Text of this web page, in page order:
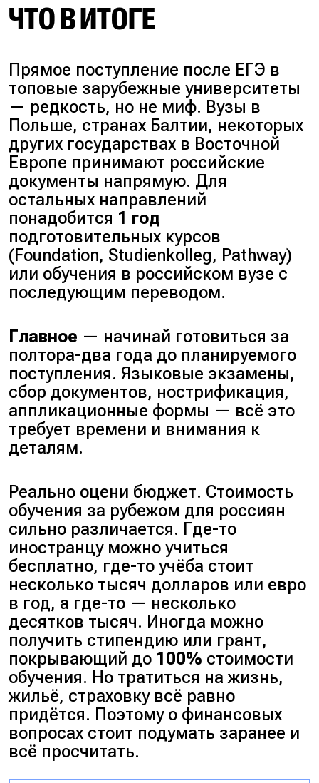
ЧТО В ИТОГЕ
Прямое поступление после ЕГЭ в
топовые зарубежные университеты
— редкость, но не миф. Вузы в
Польше, странах Балтии, некоторых
других государствах в Восточной
Европе принимают российские
документы напрямую. Для
остальных направлений
понадобится 1 год
подготовительных курсов
(Foundation, Studienkolleg, Pathway)
или обучения в российском вузе с
последующим переводом.
Главное — начинай готовиться за
полтора-два года до планируемого
поступления. Языковые экзамены,
сбор документов, нострификация,
аппликационные формы — всё это
требует времени и внимания к
деталям.
Реально оцени бюджет. Стоимость
обучения за рубежом для россиян
сильно различается. Где-то
иностранцу можно учиться
бесплатно, где-то учёба стоит
несколько тысяч долларов или евро
в год, а где-то — несколько
десятков тысяч. Иногда можно
получить стипендию или грант,
покрывающий до 100% стоимости
обучения. Но тратиться на жизнь,
жильё, страховку всё равно
придётся. Поэтому о финансовых
вопросах стоит подумать заранее и
всё просчитать.